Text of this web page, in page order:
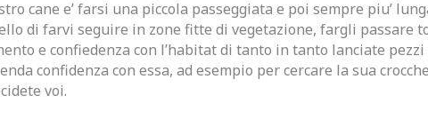
cane e’ farsi una piccola passeggiata e poi sempre piu’
di farvi seguire in zone fitte di vegetazione, fargli passare
e confiedenza con l’habitat di tanto in tanto lanciate pezzi
confidenza con essa, ad esempio per cercare la sua
voi.